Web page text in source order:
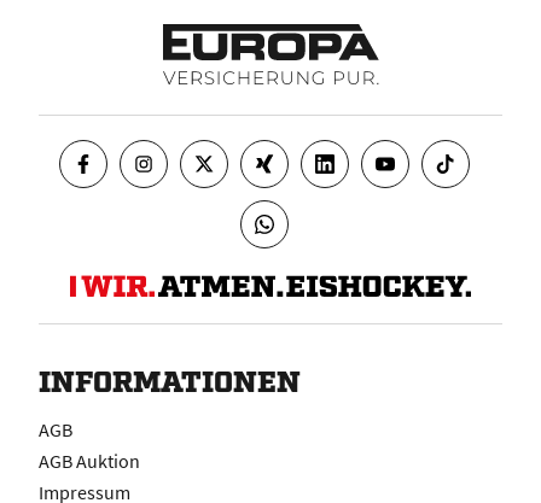
INFORMATIONEN
AGB
AGB Auktion
Impressum